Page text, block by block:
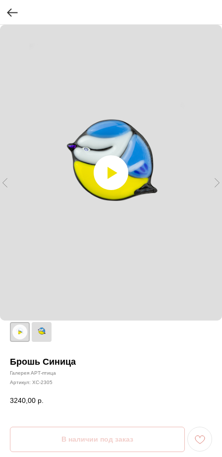
Брошь Синица
Галерея АРТ-птица
Артикул: ХС-2305
3240,00 р.